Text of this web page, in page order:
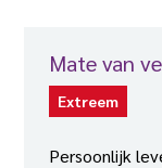
Mate van
Extreem
Persoonlijk